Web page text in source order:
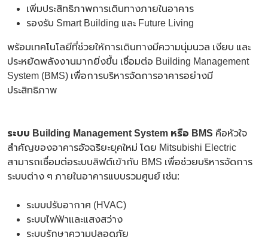
เพิ่มประสิทธิภาพการเดินทางภายในอาคาร
รองรับ Smart Building และ Future Living
พร้อมเทคโนโลยีที่ช่วยให้การเดินทางมีความนุ่มนวล เงียบ และ
ประหยัดพลังงานมากยิ่งขึ้น เชื่อมต่อ Building Management
System (BMS) เพื่อการบริหารจัดการอาคารอย่างมี
ประสิทธิภาพ
ระบบ Building Management System หรือ BMS คือหัวใจ
สำคัญของอาคารอัจฉริยะยุคใหม่ โดย Mitsubishi Electric
สามารถเชื่อมต่อระบบลิฟต์เข้ากับ BMS เพื่อช่วยบริหารจัดการ
ระบบต่าง ๆ ภายในอาคารแบบรวมศูนย์ เช่น:
ระบบปรับอากาศ (HVAC)
ระบบไฟฟ้าและแสงสว่าง
ระบบรักษาความปลอดภัย